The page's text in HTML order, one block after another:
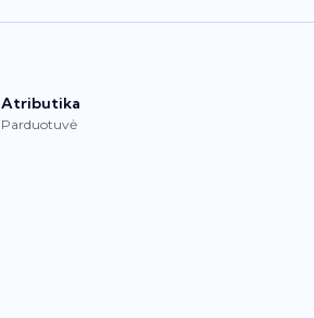
Atributika
Parduotuvė